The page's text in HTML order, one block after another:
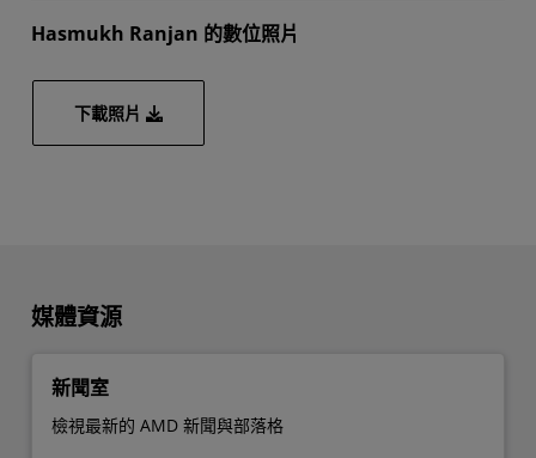
Hasmukh Ranjan 的數位照片
下載照片
媒體資源
新聞室​
檢視最新的 AMD 新聞與部落格